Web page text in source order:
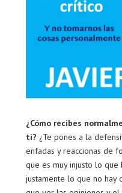
¿Cómo recibes
ti? ¿Te pones a la
enfadas y reaccionas de
que es muy injusto lo que
justamente lo que no hay